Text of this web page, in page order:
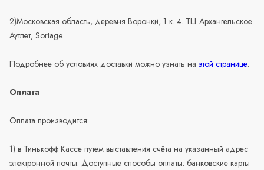
2)Московская область, деревня Воронки, 1 к. 4. ТЦ Архангельское
Аутлет, Sortage.
Подробнее об условиях доставки можно узнать на этой странице.
Оплата
Оплата производится:
1) в Тинькофф Кассе путем выставления счёта на указанный адрес
электронной почты. Доступные способы оплаты: банковские карты